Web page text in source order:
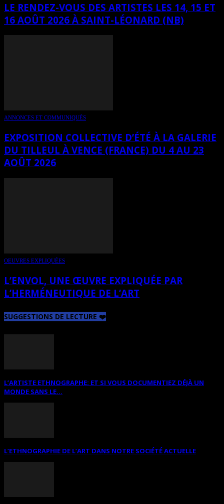
LE RENDEZ-VOUS DES ARTISTES LES 14, 15 ET
16 AOÛT 2026 À SAINT-LÉONARD (NB)
ANNONCES ET COMMUNIQUÉS
EXPOSITION COLLECTIVE D’ÉTÉ À LA GALERIE
DU TILLEUL À VENCE (FRANCE) DU 4 AU 23
AOÛT 2026
OEUVRES EXPLIQUÉES
L’ENVOL, UNE ŒUVRE EXPLIQUÉE PAR
L’HERMÉNEUTIQUE DE L’ART
SUGGESTIONS DE LECTURE ❤️
L’ARTISTE ETHNOGRAPHE: ET SI VOUS DOCUMENTIEZ DÉJÀ UN
MONDE SANS LE...
L’ETHNOGRAPHIE DE L’ART DANS NOTRE SOCIÉTÉ ACTUELLE